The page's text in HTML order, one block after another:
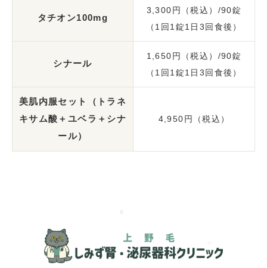
タチオン100mg
3,300円（税込）/90錠
（1回1錠1日3回食後）
シナール
1,650円（税込）/90錠
（1回1錠1日3回食後）
美肌内服セット（トラネ
キサム酸＋ユベラ＋シナ
ール）
4,950円（税込）